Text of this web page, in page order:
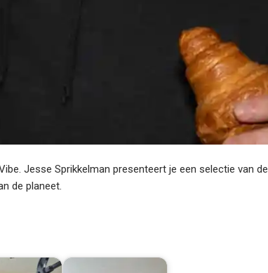
Jesse Sprikkelman presenteert je een selectie van de
de planeet.